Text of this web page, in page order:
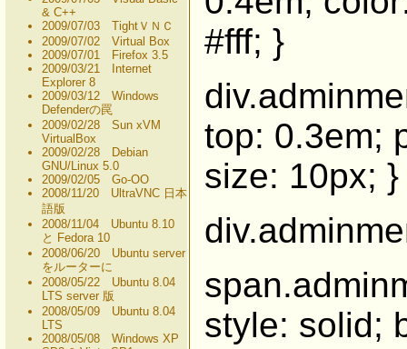
#fff; }
top: 0.3em;
size: 10px; }
style: solid;
& C++
2009/07/03 TightＶＮＣ
2009/07/02 Virtual Box
2009/07/01 Firefox 3.5
2009/03/21 Internet
Explorer 8
2009/03/12 Windows
Defenderの罠
2009/02/28 Sun xVM
VirtualBox
2009/02/28 Debian
GNU/Linux 5.0
2009/02/05 Go-OO
2008/11/20 UltraVNC 日本
語版
2008/11/04 Ubuntu 8.10
と Fedora 10
2008/06/20 Ubuntu server
をルーターに
2008/05/22 Ubuntu 8.04
LTS server 版
2008/05/09 Ubuntu 8.04
LTS
2008/05/08 Windows XP